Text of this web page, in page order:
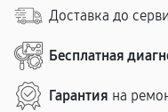
Доставка до
Бесплатная
Гарантия на